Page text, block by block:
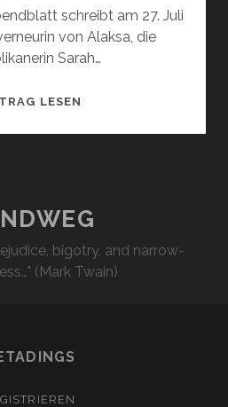
schreibt am 27. Juli
von Alaksa, die
Sarah…
LESEN
bigotry, and narrow-
(Mark Twain)